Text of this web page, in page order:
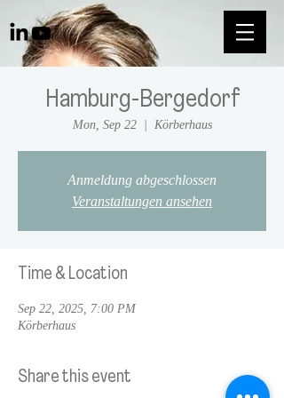
Hamburg-Bergedorf
Mon, Sep 22
  |
Körberhaus
Anmeldung abgeschlossen
Veranstaltungen ansehen
Time & Location
Sep 22, 2025, 7:00 PM
Körberhaus
Share this event